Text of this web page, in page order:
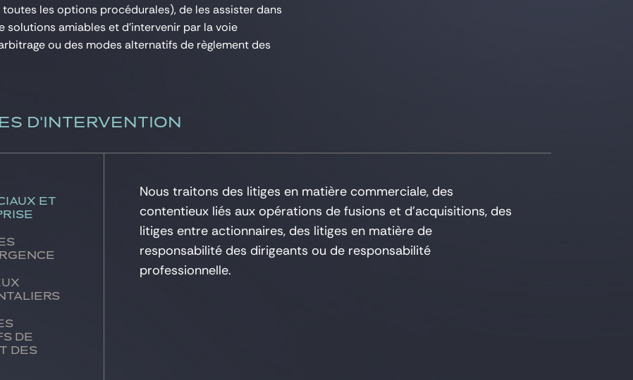
les options procédurales), de les assister dans
solutions amiables et d’intervenir par la voie
ou des modes alternatifs de règlement des
D'INTERVENTION
et
Nous traitons des litiges en matière commerciale, des
contentieux liés aux opérations de fusions et d’acquisitions, des
litiges entre actionnaires, des litiges en matière de
responsabilité des dirigeants ou de responsabilité
professionnelle.
de
des